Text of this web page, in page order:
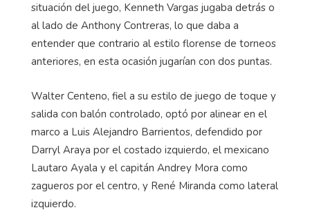
situación del juego, Kenneth Vargas jugaba detrás o
al lado de Anthony Contreras, lo que daba a
entender que contrario al estilo florense de torneos
anteriores, en esta ocasión jugarían con dos puntas.
Walter Centeno, fiel a su estilo de juego de toque y
salida con balón controlado, optó por alinear en el
marco a Luis Alejandro Barrientos, defendido por
Darryl Araya por el costado izquierdo, el mexicano
Lautaro Ayala y el capitán Andrey Mora como
zagueros por el centro, y René Miranda como lateral
izquierdo.